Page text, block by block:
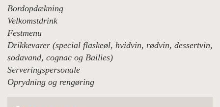
Bordopdækning
Velkomstdrink
Festmenu
Drikkevarer (special flaskeøl, hvidvin, rødvin, dessertvin,
sodavand, cognac og Bailies)
Serveringspersonale
Oprydning og rengøring